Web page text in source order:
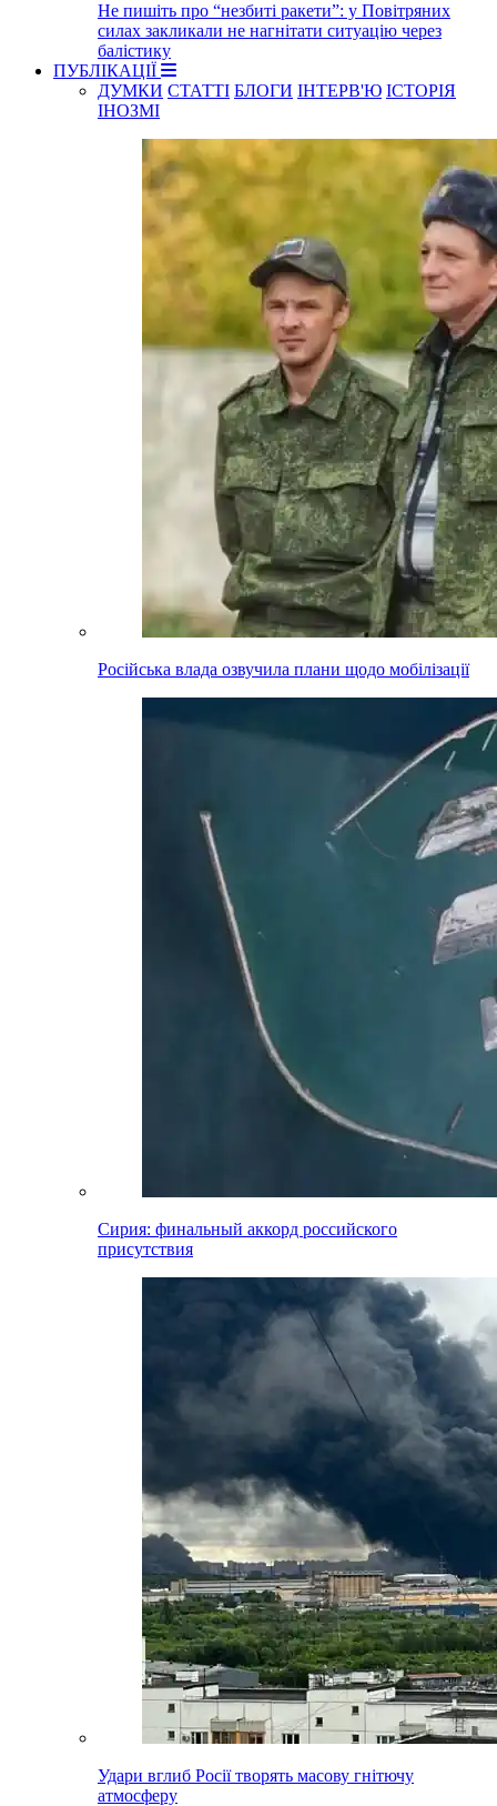
Не пишіть про “незбиті ракети”: у Повітряних
силах закликали не нагнітати ситуацію через
балістику
ПУБЛІКАЦІЇ
ДУМКИ СТАТТІ БЛОГИ ІНТЕРВ'Ю ІСТОРІЯ
ІНОЗМІ
Російська влада озвучила плани щодо мобілізації
Сирия: финальный аккорд российского
присутствия
Удари вглиб Росії творять масову гнітючу
атмосферу